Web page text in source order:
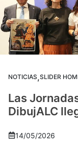
NOTICIAS,SLIDER
Las
DibujALC
14/05/2026